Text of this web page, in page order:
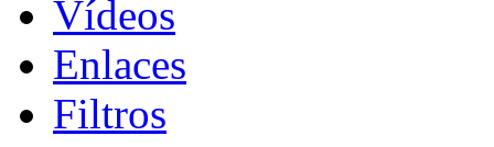
Vídeos
Enlaces
Filtros